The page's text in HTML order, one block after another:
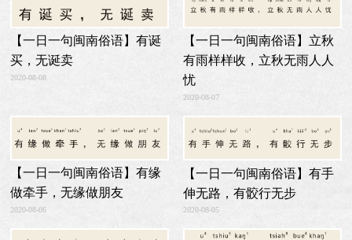
【一日一句闽南俗语】有诞
买，无诞卖
2020-08-08
【一日一句闽南俗语】立秋
有雨样样收，立秋无雨人人
忧
2020-08-07
【一日一句闽南俗语】有缘
做牵手，无缘做朋友
2020-08-06
【一日一句闽南俗语】有手
伸无路，有骹行无步
2020-08-05